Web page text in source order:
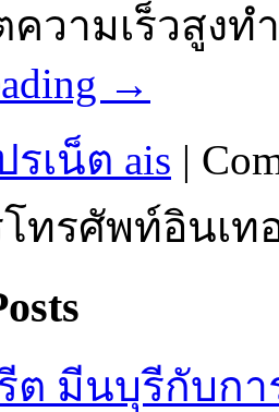
ความเร็วสูง
→
รเน็ต ais |
ทรศัพท์อินเท
ต มีนบุรีกับกา